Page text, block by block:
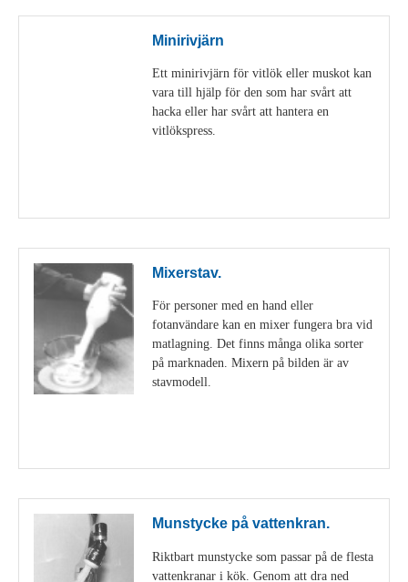
Minirivjärn
Ett minirivjärn för vitlök eller muskot kan
vara till hjälp för den som har svårt att
hacka eller har svårt att hantera en
vitlökspress.
Mixerstav.
För personer med en hand eller
fotanvändare kan en mixer fungera bra vid
matlagning. Det finns många olika sorter
på marknaden. Mixern på bilden är av
stavmodell.
Munstycke på vattenkran.
Riktbart munstycke som passar på de flesta
vattenkranar i kök. Genom att dra ned